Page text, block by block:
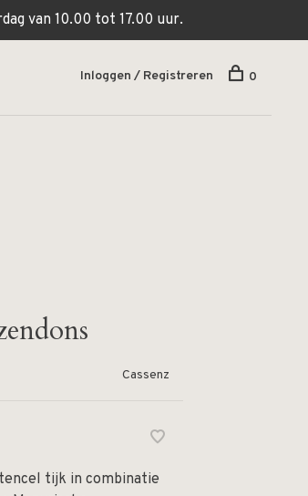
van 10.00 tot 17.00 uur.
Inloggen / Registreren 0
Cassenz
tijk in combinatie